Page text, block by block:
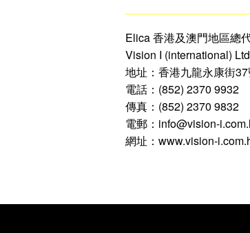
Elica 香港及澳門地區總
Vision I (international)
地址：香港九龍永康街
電話：(852) 2370 9932
傳真：(852) 2370 9832
電郵：info@vision-
網址：www.vision-